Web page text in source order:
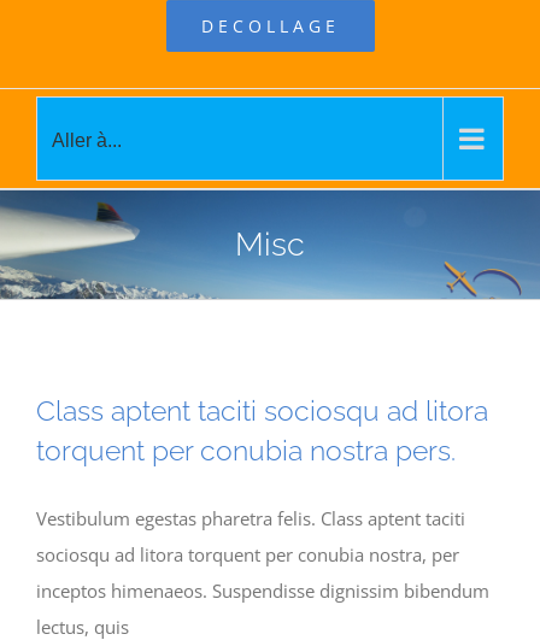
DECOLLAGE
Aller à...
Misc
Class aptent taciti sociosqu ad litora
torquent per conubia nostra pers.
Vestibulum egestas pharetra felis. Class aptent taciti
sociosqu ad litora torquent per conubia nostra, per
inceptos himenaeos. Suspendisse dignissim bibendum
lectus, quis